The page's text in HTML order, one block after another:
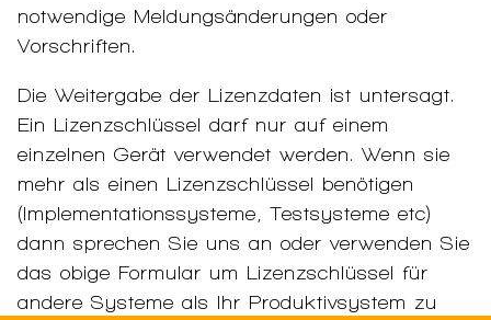
notwendige Meldungsänderungen oder
Vorschriften.
Die Weitergabe der Lizenzdaten ist untersagt.
Ein Lizenzschlüssel darf nur auf einem
einzelnen Gerät verwendet werden. Wenn sie
mehr als einen Lizenzschlüssel benötigen
(Implementationssysteme, Testsysteme etc)
dann sprechen Sie uns an oder verwenden Sie
das obige Formular um Lizenzschlüssel für
andere Systeme als Ihr Produktivsystem zu